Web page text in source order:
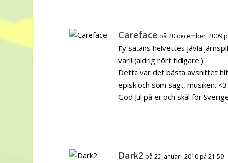
Careface på 20 december, 2009
Fy satans helvettes jävla
var!! (aldrig hört tidigare.)
Detta var det bästa avsnittet
episk och som sagt, musiken. <3
God Jul på er och skål för
Dark2 på 22 januari, 2010 på 21:59